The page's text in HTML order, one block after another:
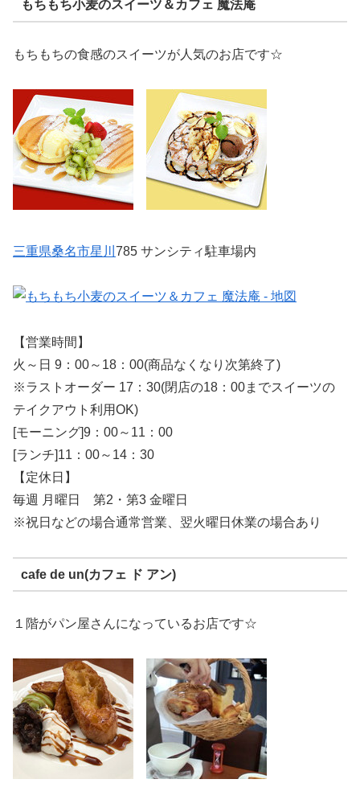
もちもち小麦のスイーツ＆カフェ 魔法庵
もちもちの食感のスイーツが人気のお店です☆
三重県桑名市星川 785 サンシティ駐車場内
【営業時間】
火～日 9：00～18：00(商品なくなり次第終了)
※ラストオーダー 17：30(閉店の18：00までスイーツの
テイクアウト利用OK)
[モーニング]9：00～11：00
[ランチ]11：00～14：30
【定休日】
毎週 月曜日 第2・第3 金曜日
※祝日などの場合通常営業、翌火曜日休業の場合あり
cafe de un(カフェ ド アン)
１階がパン屋さんになっているお店です☆